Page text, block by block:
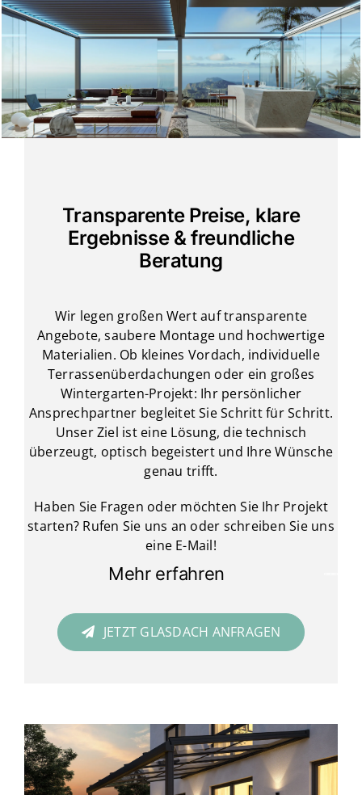
Transparente Preise, klare
Ergebnisse & freundliche
Beratung
Wir legen großen Wert auf transparente
Angebote, saubere Montage und hochwertige
Materialien. Ob kleines Vordach, individuelle
Terrassenüberdachungen oder ein großes
Wintergarten-Projekt: Ihr persönlicher
Ansprechpartner begleitet Sie Schritt für Schritt.
Unser Ziel ist eine Lösung, die technisch
überzeugt, optisch begeistert und Ihre Wünsche
genau trifft.
Haben Sie Fragen oder möchten Sie Ihr Projekt
starten? Rufen Sie uns an oder schreiben Sie uns
eine E-Mail!
Mehr erfahren
JETZT GLASDACH ANFRAGEN